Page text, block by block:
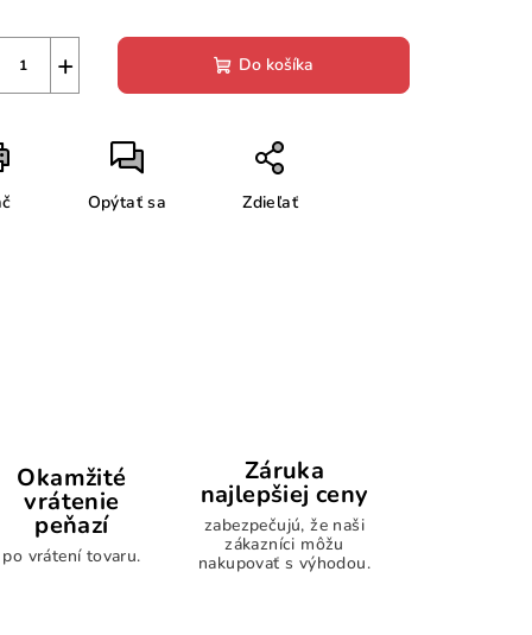
+ Do košíka
Opýtať sa Zdieľať
Okamžité
vrátenie
peňazí
po vrátení tovaru.
Záruka
najlepšiej ceny
zabezpečujú, že naši
zákazníci môžu
nakupovať s výhodou.